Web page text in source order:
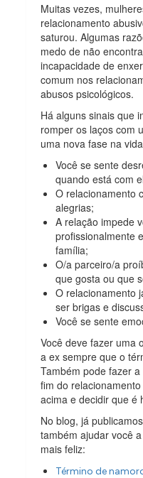
Muitas vezes,
relacionamento
saturou. Algumas
medo de não
incapacidade de
comum nos
abusos psicológicos.
Há alguns sinais que
romper os laços com
uma nova fase na
Você se sente
quando está com
O relacionamento
alegrias;
A relação impede
profissionalmente
família;
O/a parceiro/a
que gosta ou que
O relacionamento
ser brigas e
Você se sente
Você deve fazer uma
a ex sempre que o
Também pode fazer
fim do
acima e decidir que é
No blog, já
também ajudar você
mais feliz:
Término de